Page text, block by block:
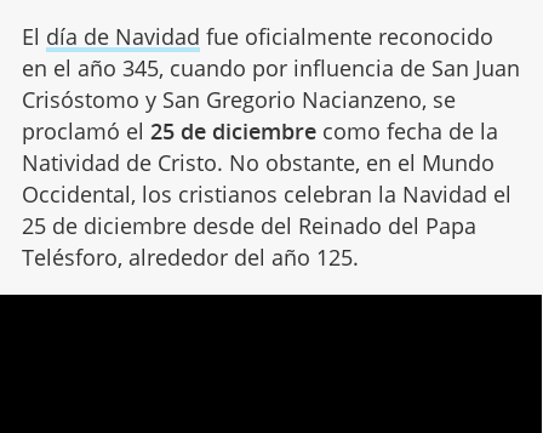
El día de Navidad fue oficialmente reconocido
en el año 345, cuando por influencia de San Juan
Crisóstomo y San Gregorio Nacianzeno, se
proclamó el 25 de diciembrecomo fecha de la
Natividad de Cristo. No obstante, en el Mundo
Occidental, los cristianos celebran la Navidad el
25 de diciembre desde del Reinado del Papa
Telésforo, alrededor del año 125.